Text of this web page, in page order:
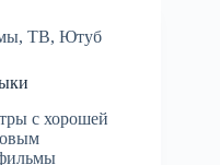
, ТВ, Ютуб
с хорошей